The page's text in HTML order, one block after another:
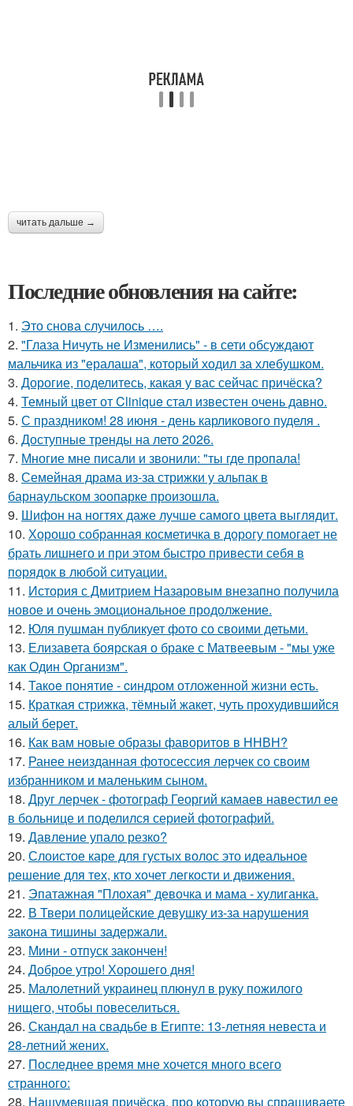
читать дальше →
Последние обновления на сайте:
1. Это снова случилось ….
2. "Глаза Ничуть не Изменились" - в сети обсуждают
мальчика из "ералаша", который ходил за хлебушком.
3. Дорогие, поделитесь, какая у вас сейчас причёска?
4. Темный цвет от Clinique стал известен очень давно.
5. С праздником! 28 июня - день карликового пуделя .
6. Доступные тренды на лето 2026.
7. Многие мне писали и звонили: "ты где пропала!
8. Семейная драма из-за стрижки у альпак в
барнаульском зоопарке произошла.
9. Шифон на ногтях даже лучше самого цвета выглядит.
10. Хорошо собранная косметичка в дорогу помогает не
брать лишнего и при этом быстро привести себя в
порядок в любой ситуации.
11. История с Дмитрием Назаровым внезапно получила
новое и очень эмоциональное продолжение.
12. Юля пушман публикует фото со своими детьми.
13. Елизавета боярская о браке с Матвеевым - "мы уже
как Один Организм".
14. Такoe понятие - cиндpом отложeнной жизни ecть.
15. Краткая стрижка, тёмный жакет, чуть прохудившийся
алый берет.
16. Как вам новые образы фаворитов в ННВН?
17. Ранее неизданная фотосессия лерчек со своим
избранником и маленьким сыном.
18. Друг лерчек - фотограф Георгий камаев навестил ее
в больнице и поделился серией фотографий.
19. Давление упало резко?
20. Слоистое каре для густых волос это идеальное
решение для тех, кто хочет легкости и движения.
21. Эпатажная "Плохая" девочка и мама - хулиганка.
22. В Твери полицейские девушку из-за нарушения
закона тишины задержали.
23. Мини - отпуск закончен!
24. Доброе утро! Хорошего дня!
25. Малолетний украинец плюнул в руку пожилого
нищего, чтобы повеселиться.
26. Скандал на свадьбе в Египте: 13-летняя невеста и
28-летний жених.
27. Последнее время мне хочется много всего
странного:
28. Нашумевшая причёска, про которую вы спрашиваете